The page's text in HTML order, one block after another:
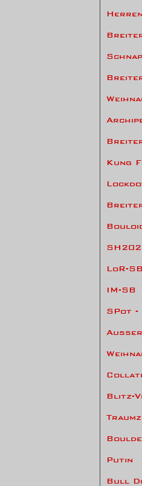
Kung
LoR-SB
IM-SB
SPot -
Blitz-
Putin
Bull